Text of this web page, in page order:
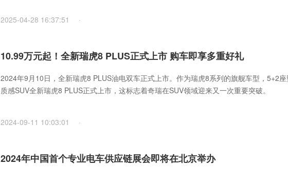
2025-04-28 16:37:51 ·
10.99万元起！全新瑞虎8 PLUS正式上市 购车即享多重好礼
2024年9月10日，全新瑞虎8 PLUS油电双车正式上市。作为瑞虎8系列的旗舰车型，5+2座
质感SUV全新瑞虎8 PLUS正式上市，这标志着奇瑞在SUV领域迎来又一次重要突破。
2024-09-11 10:03:01 ·
2024年中国首个专业电车供应链展会即将在北京举办